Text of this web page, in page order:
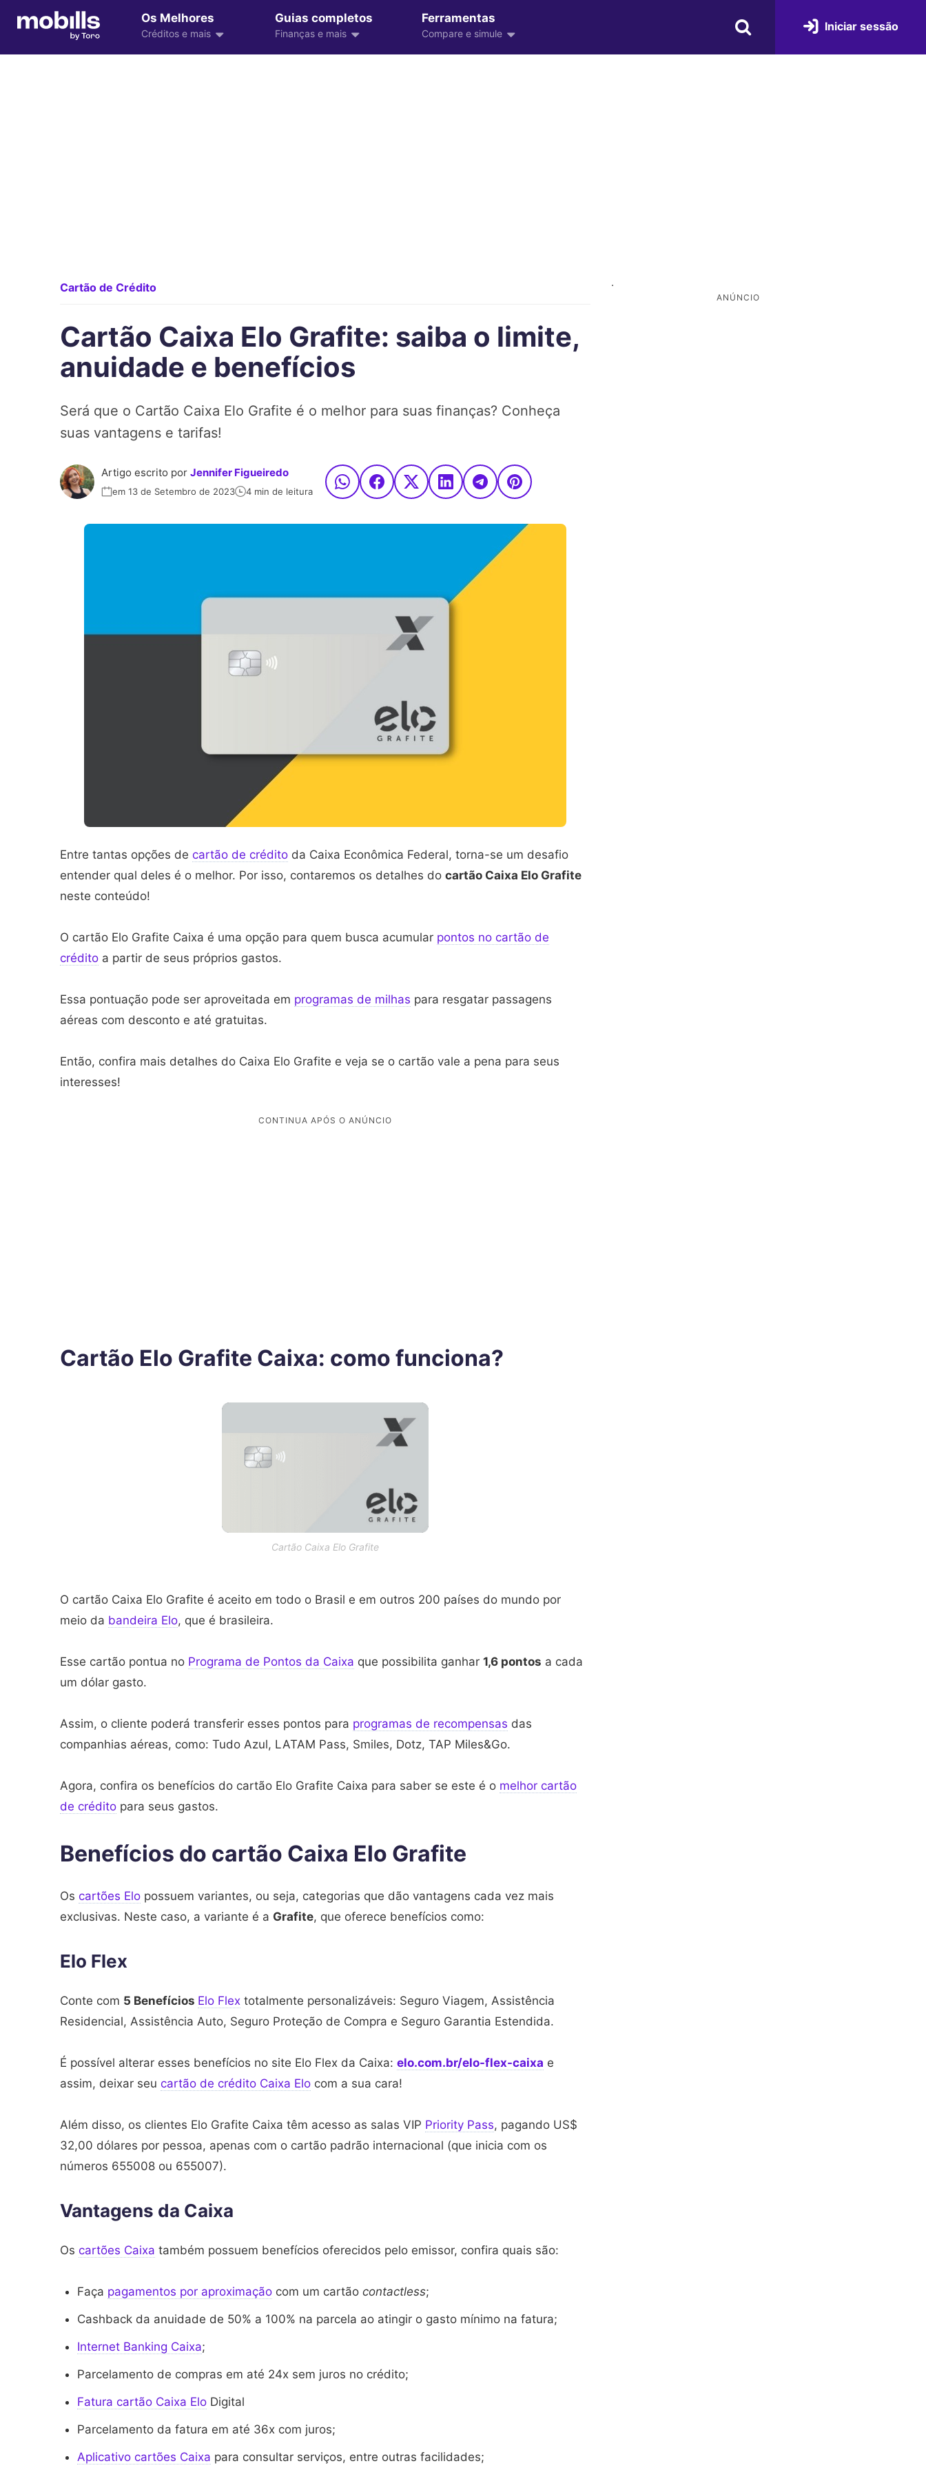
Os Melhores
Créditos e mais
Guias completos
Finanças e mais
Ferramentas
Compare e simule
Iniciar sessão
Cartão de Crédito
Cartão Caixa Elo Grafite: saiba o limite,
anuidade e benefícios
Será que o Cartão Caixa Elo Grafite é o melhor para suas finanças? Conheça
suas vantagens e tarifas!
Artigo escrito por Jennifer Figueiredo
em 13 de Setembro de 2023 4 min de leitura
Entre tantas opções de cartão de crédito da Caixa Econômica Federal, torna-se um desafio
entender qual deles é o melhor. Por isso, contaremos os detalhes do cartão Caixa Elo Grafite
neste conteúdo!
O cartão Elo Grafite Caixa é uma opção para quem busca acumular pontos no cartão de
crédito a partir de seus próprios gastos.
Essa pontuação pode ser aproveitada em programas de milhas para resgatar passagens
aéreas com desconto e até gratuitas.
Então, confira mais detalhes do Caixa Elo Grafite e veja se o cartão vale a pena para seus
interesses!
Cartão Elo Grafite Caixa: como funciona?
Cartão Caixa Elo Grafite
O cartão Caixa Elo Grafite é aceito em todo o Brasil e em outros 200 países do mundo por
meio da bandeira Elo, que é brasileira.
Esse cartão pontua no Programa de Pontos da Caixa que possibilita ganhar 1,6 pontos a cada
um dólar gasto.
Assim, o cliente poderá transferir esses pontos para programas de recompensas das
companhias aéreas, como: Tudo Azul, LATAM Pass, Smiles, Dotz, TAP Miles&Go.
Agora, confira os benefícios do cartão Elo Grafite Caixa para saber se este é o melhor cartão
de crédito para seus gastos.
Benefícios do cartão Caixa Elo Grafite
Os cartões Elo possuem variantes, ou seja, categorias que dão vantagens cada vez mais
exclusivas. Neste caso, a variante é a Grafite, que oferece benefícios como:
Elo Flex
Conte com 5 Benefícios Elo Flex totalmente personalizáveis: Seguro Viagem, Assistência
Residencial, Assistência Auto, Seguro Proteção de Compra e Seguro Garantia Estendida.
É possível alterar esses benefícios no site Elo Flex da Caixa: elo.com.br/elo-flex-caixa e
assim, deixar seu cartão de crédito Caixa Elo com a sua cara!
Além disso, os clientes Elo Grafite Caixa têm acesso as salas VIP Priority Pass, pagando US$
32,00 dólares por pessoa, apenas com o cartão padrão internacional (que inicia com os
números 655008 ou 655007).
Vantagens da Caixa
Os cartões Caixa também possuem benefícios oferecidos pelo emissor, confira quais são:
Faça pagamentos por aproximação com um cartão contactless;
Cashback da anuidade de 50% a 100% na parcela ao atingir o gasto mínimo na fatura;
Internet Banking Caixa;
Parcelamento de compras em até 24x sem juros no crédito;
Fatura cartão Caixa Elo Digital
Parcelamento da fatura em até 36x com juros;
Aplicativo cartões Caixa para consultar serviços, entre outras facilidades;
.